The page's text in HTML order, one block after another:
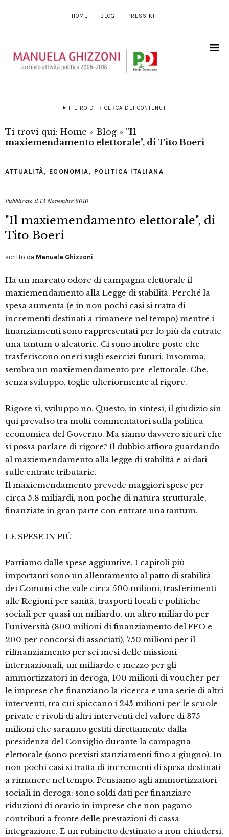
HOME BLOG PRESS KIT
FILTRO DI RICERCA DEI CONTENUTI
Ti trovi qui: Home » Blog » "Il
maxiemendamento elettorale", di Tito Boeri
ATTUALITÀ , ECONOMIA , POLITICA ITALIANA
Pubblicato il13 Novembre 2010
"Il maxiemendamento elettorale", di
Tito Boeri
scritto da Manuela Ghizzoni
Ha un marcato odore di campagna elettorale il
maxiemendamento alla Legge di stabilità. Perché la
spesa aumenta (e in non pochi casi si tratta di
incrementi destinati a rimanere nel tempo) mentre i
finanziamenti sono rappresentati per lo più da entrate
una tantum o aleatorie. Ci sono inoltre poste che
trasferiscono oneri sugli esercizi futuri. Insomma,
sembra un maxiemendamento pre-elettorale. Che,
senza sviluppo, toglie ulteriormente al rigore.
Rigore sì, sviluppo no. Questo, in sintesi, il giudizio sin
qui prevalso tra molti commentatori sulla politica
economica del Governo. Ma siamo davvero sicuri che
si possa parlare di rigore? Il dubbio affiora guardando
al maxiemendamento alla legge di stabilità e ai dati
sulle entrate tributarie.
Il maxiemendamento prevede maggiori spese per
circa 5,8 miliardi, non poche di natura strutturale,
finanziate in gran parte con entrate una tantum.
LE SPESE IN PIÙ
Partiamo dalle spese aggiuntive. I capitoli più
importanti sono un allentamento al patto di stabilità
dei Comuni che vale circa 500 milioni, trasferimenti
alle Regioni per sanità, trasporti locali e politiche
sociali per quasi un miliardo, un altro miliardo per
l’università (800 milioni di finanziamento del FFO e
200 per concorsi di associati), 750 milioni per il
rifinanziamento per sei mesi delle missioni
internazionali, un miliardo e mezzo per gli
ammortizzatori in deroga, 100 milioni di voucher per
le imprese che finanziano la ricerca e una serie di altri
interventi, tra cui spiccano i 245 milioni per le scuole
private e rivoli di altri interventi del valore di 375
milioni che saranno gestiti direttamente dalla
presidenza del Consiglio durante la campagna
elettorale (sono previsti stanziamenti fino a giugno). In
non pochi casi si tratta di incrementi di spesa destinati
a rimanere nel tempo. Pensiamo agli ammortizzatori
sociali in deroga: sono soldi dati per finanziare
riduzioni di orario in imprese che non pagano
contributi a fronte delle prestazioni di cassa
integrazione. È un rubinetto destinato a non chiudersi,